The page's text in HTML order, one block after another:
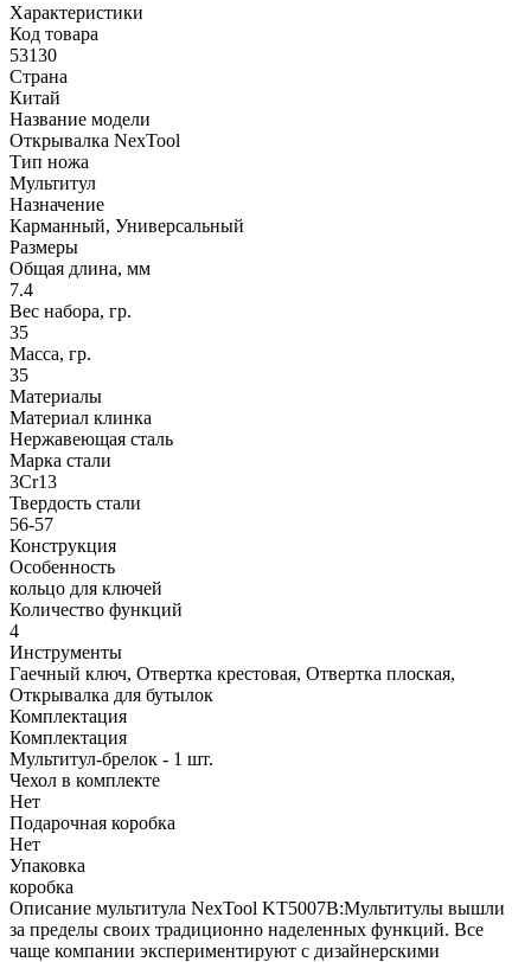
Характеристики
Код товара
53130
Страна
Китай
Название модели
Открывалка NexTool
Тип ножа
Мультитул
Назначение
Карманный, Универсальный
Размеры
Общая длина, мм
7.4
Вес набора, гр.
35
Масса, гр.
35
Материалы
Материал клинка
Нержавеющая сталь
Марка стали
3Cr13
Твердость стали
56-57
Конструкция
Особенность
кольцо для ключей
Количество функций
4
Инструменты
Гаечный ключ, Отвертка крестовая, Отвертка плоская,
Открывалка для бутылок
Комплектация
Комплектация
Мультитул-брелок - 1 шт.
Чехол в комплекте
Нет
Подарочная коробка
Нет
Упаковка
коробка
Описание мультитула NexTool KT5007B:Мультитулы вышли
за пределы своих традиционно наделенных функций. Все
чаще компании экспериментируют с дизайнерскими